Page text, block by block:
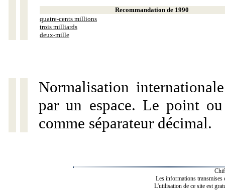
Recommandation de 1990
quatre-cents millions
trois milliards
deux-mille
Normalisation
par un espace. Le point
comme séparateur décimal.
Les informations transmises
L'utilisation de ce site est